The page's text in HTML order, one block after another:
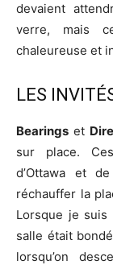
devaient
verre, mais
chaleureuse et
LES
Bearings et
sur place.
d’Ottawa et
réchauffer la
Lorsque je suis
salle était
lorsqu’on